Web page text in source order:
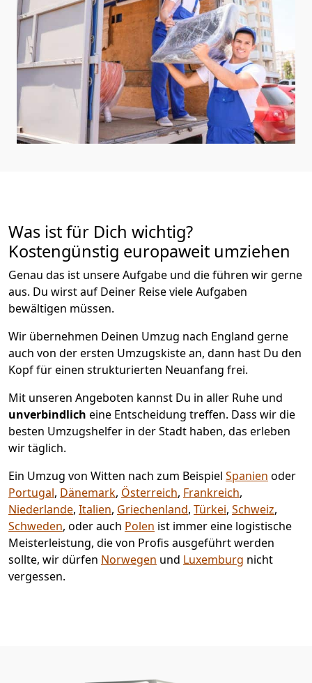
Was ist für Dich wichtig?
Kostengünstig europaweit umziehen
Genau das ist unsere Aufgabe und die führen wir gerne
aus. Du wirst auf Deiner Reise viele Aufgaben
bewältigen müssen.
Wir übernehmen Deinen Umzug nach England gerne
auch von der ersten Umzugskiste an, dann hast Du den
Kopf für einen strukturierten Neuanfang frei.
Mit unseren Angeboten kannst Du in aller Ruhe und
unverbindlich eine Entscheidung treffen. Dass wir die
besten Umzugshelfer in der Stadt haben, das erleben
wir täglich.
Ein Umzug von Witten nach zum Beispiel Spanien oder
Portugal, Dänemark, Österreich, Frankreich,
Niederlande, Italien, Griechenland, Türkei, Schweiz,
Schweden, oder auch Polen ist immer eine logistische
Meisterleistung, die von Profis ausgeführt werden
sollte, wir dürfen Norwegen und Luxemburg nicht
vergessen.